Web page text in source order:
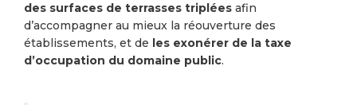
des surfaces de terrasses triplées afin
d’accompagner au mieux la réouverture des
établissements, et de les exonérer de la taxe
d’occupation du domaine public.